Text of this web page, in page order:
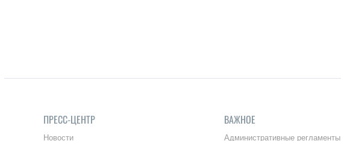
ПРЕСС-ЦЕНТР
Новости
ВАЖНОЕ
Административные регламенты